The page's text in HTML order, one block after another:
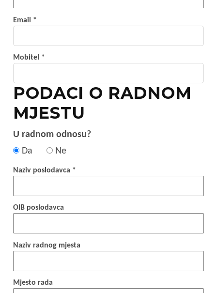
Email *
Mobitel *
PODACI O RADNOM
MJESTU
U radnom odnosu?
Da
Ne
Naziv poslodavca *
OIB poslodavca
Naziv radnog mjesta
Mjesto rada